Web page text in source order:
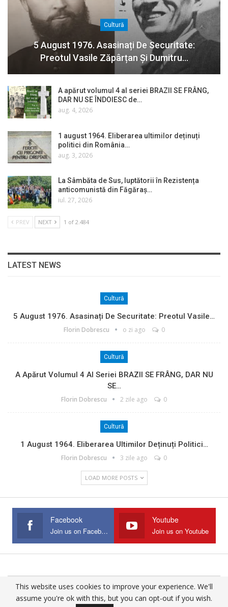
Cultură
5 August 1976. Asasinați De Securitate:
Preotul Vasile Zăpârțan Și Dumitru…
A apărut volumul 4 al seriei BRAZII SE FRÂNG,
DAR NU SE ÎNDOIESC de…
aug. 4, 2026
1 august 1964. Eliberarea ultimilor deținuți
politici din România…
aug. 3, 2026
La Sâmbăta de Sus, luptătorii în Rezistența
anticomunistă din Făgăraș…
iul. 27, 2026
PREV NEXT 1 of 2.484
LATEST NEWS
Cultură
5 August 1976. Asasinați De Securitate: Preotul Vasile…
Florin Dobrescu o zi ago 0
Cultură
A Apărut Volumul 4 Al Seriei BRAZII SE FRÂNG, DAR NU
SE…
Florin Dobrescu 2 zile ago 0
Cultură
1 August 1964. Eliberarea Ultimilor Deținuți Politici…
Florin Dobrescu 3 zile ago 0
LOAD MORE POSTS
Facebook
Join us on Facebook
Youtube
Join us on Youtube
© 2025 - All Rights Reserved.
Website Design:
This website uses cookies to improve your experience. We'll
assume you're ok with this, but you can opt-out if you wish.